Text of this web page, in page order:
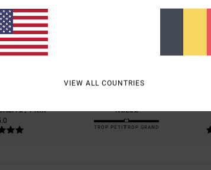
100% DE NOS CLIENTS RECOMMANDENT CE PRODUIT
/ PRIX
TAILLE
TROP PETITTROP GRAND
VIEW ALL COUNTRIES